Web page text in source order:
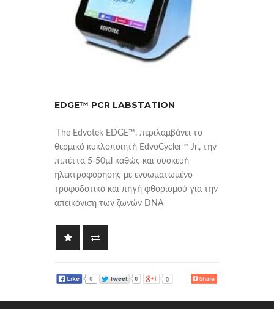
EDGE™ PCR LABSTATION
The Edvotek EDGE™. περιλαμβάνει το
θερμικό κυκλοποιητή EdvoCycler™ Jr., την
πιπέττα 5-50µl καθώς και συσκευή
ηλεκτροφόρησης με ενσωματωμένο
τροφοδοτικό και πηγή φθορισμού για την
απεικόνιση των ζωνών DNA